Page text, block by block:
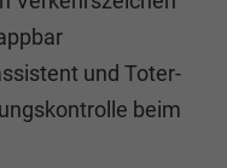
und Toter-
beim